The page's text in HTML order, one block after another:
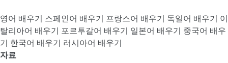
영어 배우기 스페인어 배우기 프랑스어 배우기 독일어 배우기 이
탈리아어 배우기 포르투갈어 배우기 일본어 배우기 중국어 배우
기 한국어 배우기 러시아어 배우기
자료